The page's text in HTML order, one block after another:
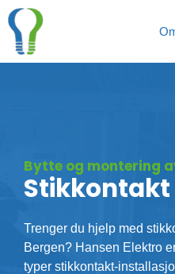
Hopp
rett
innholdet
Bytte og montering
Stikkontakt
Trenger du hjelp med
Bergen? Hansen Elektro
typer stikkontakt-